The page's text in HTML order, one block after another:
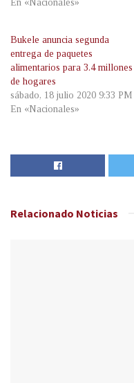
En «Nacionales»
Bukele anuncia segunda
entrega de paquetes
alimentarios para 3.4 millones
de hogares
sábado, 18 julio 2020 9:33 PM
En «Nacionales»
Relacionado Noticias